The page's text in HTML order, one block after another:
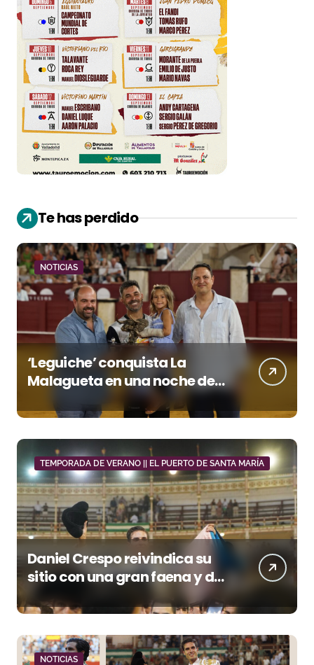
Te has perdido
NOTICIAS
‘Leguiche’ conquista La
Malagueta en una noche de
recortes, emoción y gran
ambiente
TEMPORADA DE VERANO || EL PUERTO DE SANTA MARÍA
Daniel Crespo reivindica su
sitio con una gran faena y dos
orejas
NOTICIAS